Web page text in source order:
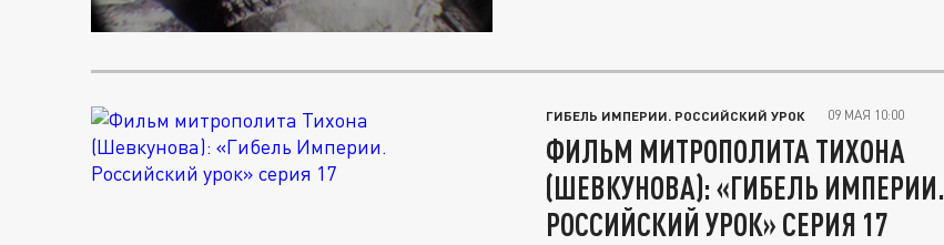
ГИБЕЛЬ ИМПЕРИИ. РОССИЙСКИЙ УРОК 09 МАЯ 10:00
ФИЛЬМ МИТРОПОЛИТА ТИХОНА
(ШЕВКУНОВА): «ГИБЕЛЬ ИМПЕРИИ.
РОССИЙСКИЙ УРОК» СЕРИЯ 17